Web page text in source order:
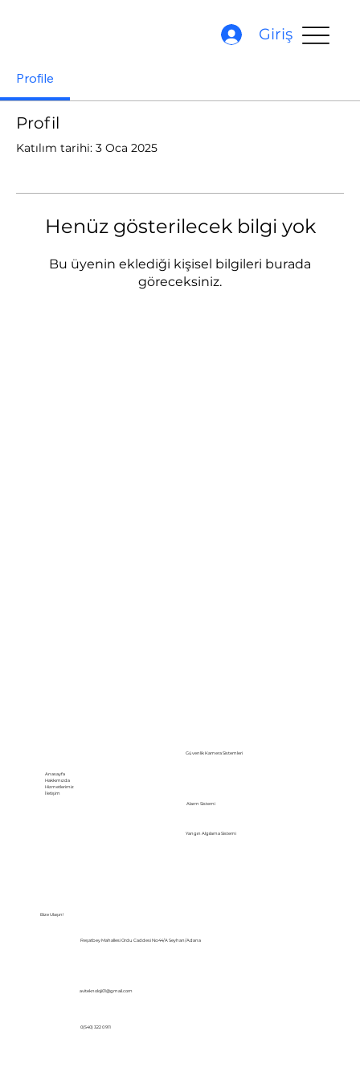
Giriş
Profile
Profil
Katılım tarihi: 3 Oca 2025
Henüz gösterilecek bilgi yok
Bu üyenin eklediği kişisel bilgileri burada
göreceksiniz.
Anasayfa
Hakkımızda
Hizmetlerimiz
İletişim
Güvenlik Kamera Sistemleri
Alarm Sistemi
Yangın Algılama Sistemi
Bize Ulaşın!
Reşatbey Mahallesi Ordu Caddesi No:44/A Seyhan/Adana
aviteknoloji01@gmail.com
0(540) 322 0 911